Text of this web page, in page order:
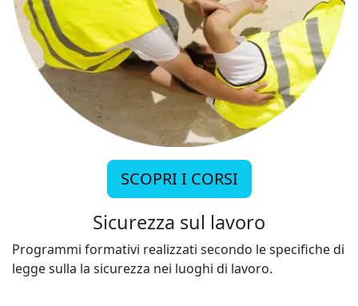
SCOPRI I CORSI
Sicurezza sul lavoro
Programmi formativi realizzati secondo le specifiche di
legge sulla la sicurezza nei luoghi di lavoro.